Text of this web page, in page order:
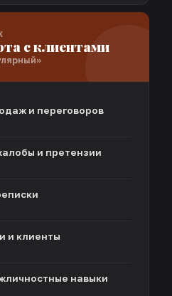
с клиентами
и переговоров
и претензии
и клиенты
навыки